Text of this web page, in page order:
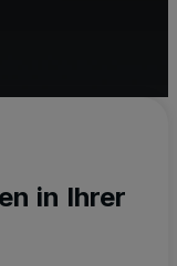
in Ihrer